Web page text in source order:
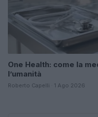
One Health: come la
l’umanità
Roberto Capelli · 1 Ago 2026